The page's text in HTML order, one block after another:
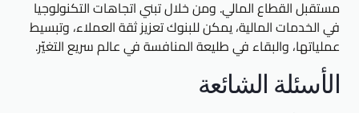
مستقبل القطاع المالي. ومن خلال تبني اتجاهات التكنولوجيا
في الخدمات المالية، يمكن للبنوك تعزيز ثقة العملاء، وتبسيط
عملياتها، والبقاء في طليعة المنافسة في عالم سريع التغيّر.
الأسئلة الشائعة